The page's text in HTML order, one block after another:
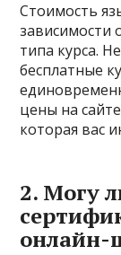
Стоимость
зависимости
типа курса.
бесплатные
цены на
которая вас
2. Могу
онлайн-